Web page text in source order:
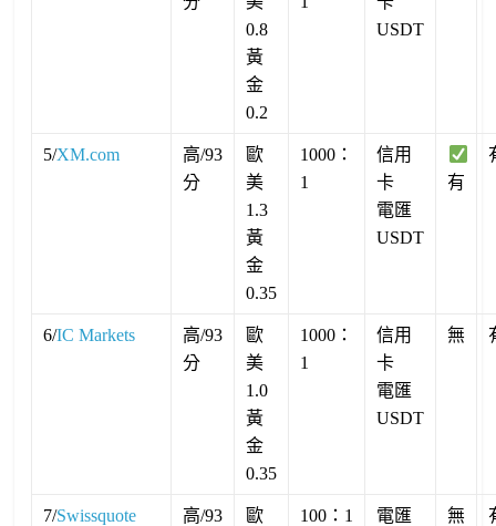
0.8
黃
金
0.2
USDT
5/XM.com
高/93
分
歐
美
1.3
黃
金
0.35
1000：
1
信用
卡
電匯
USDT
有
6/IC Markets
高/93
分
歐
美
1.0
黃
金
0.35
1000：
1
信用
卡
電匯
USDT
無
7/Swissquote
高/93
歐
100：1 電匯 無